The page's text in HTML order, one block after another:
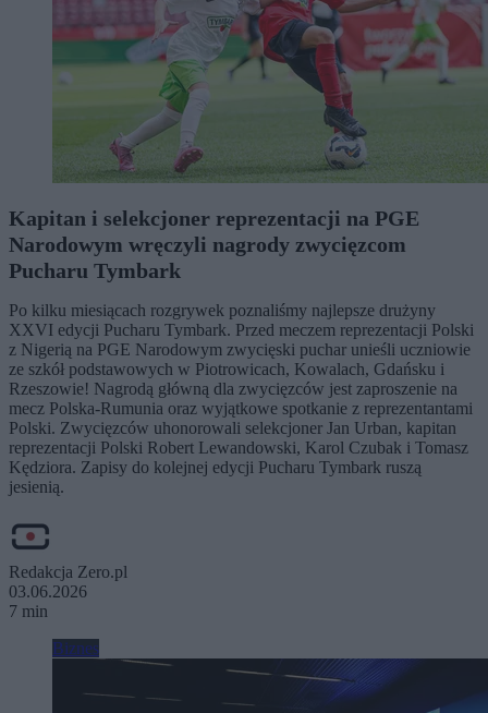
Kapitan i selekcjoner reprezentacji na PGE
Narodowym wręczyli nagrody zwycięzcom
Pucharu Tymbark
Po kilku miesiącach rozgrywek poznaliśmy najlepsze drużyny
XXVI edycji Pucharu Tymbark. Przed meczem reprezentacji Polski
z Nigerią na PGE Narodowym zwycięski puchar unieśli uczniowie
ze szkół podstawowych w Piotrowicach, Kowalach, Gdańsku i
Rzeszowie! Nagrodą główną dla zwycięzców jest zaproszenie na
mecz Polska-Rumunia oraz wyjątkowe spotkanie z reprezentantami
Polski. Zwycięzców uhonorowali selekcjoner Jan Urban, kapitan
reprezentacji Polski Robert Lewandowski, Karol Czubak i Tomasz
Kędziora. Zapisy do kolejnej edycji Pucharu Tymbark ruszą
jesienią.
Redakcja Zero.pl
03.06.2026
7 min
Biznes